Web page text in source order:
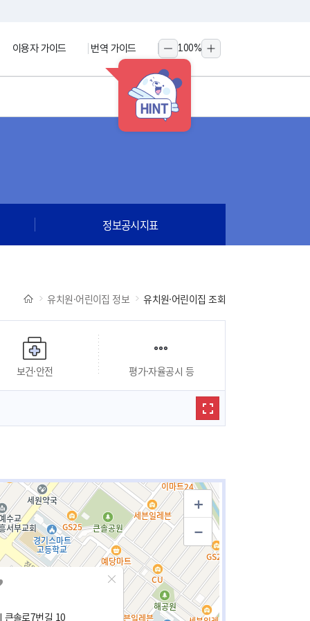
HINT
이용자 가이드 번역 가이드
축소
100%
확대
정보공시지표
유치원·어린이집 정보 유치원·어린이집 조회
보건·안전 평가·자율공시 등
큰솔로7번길 10